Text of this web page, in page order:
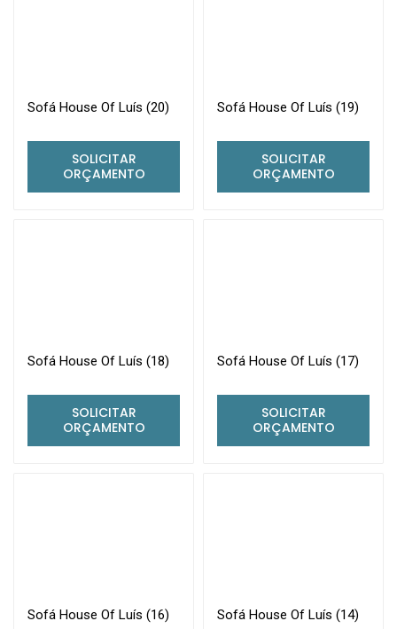
Sofá House Of Luís (20)
SOLICITAR
ORÇAMENTO
Sofá House Of Luís (19)
SOLICITAR
ORÇAMENTO
Sofá House Of Luís (18)
SOLICITAR
ORÇAMENTO
Sofá House Of Luís (17)
SOLICITAR
ORÇAMENTO
Sofá House Of Luís (16) Sofá House Of Luís (14)